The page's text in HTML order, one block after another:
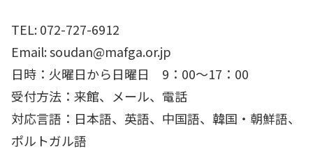
TEL: 072-727-6912
Email: soudan@mafga.or.jp
日時：火曜日から日曜日 9：00～17：00
受付方法：来館、メール、電話
対応言語：日本語、英語、中国語、韓国・朝鮮語、
ポルトガル語